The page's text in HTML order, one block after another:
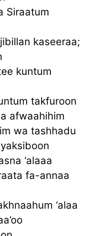
Siraatum
kaseeraa;
kuntum
takfuroon
afwaahihim
wa tashhadu
‘alaaa
fa-annaa
‘alaa